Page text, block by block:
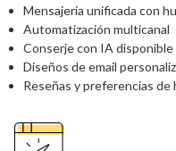
Mensajería unificada con
Automatización multicanal
Conserje con IA
Diseños de email
Reseñas y preferencias de